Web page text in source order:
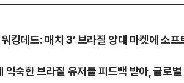
킹데드: 매치 3’ 브라질 양대 마켓에 소프
익숙한 브라질 유저들 피드백 받아, 글로